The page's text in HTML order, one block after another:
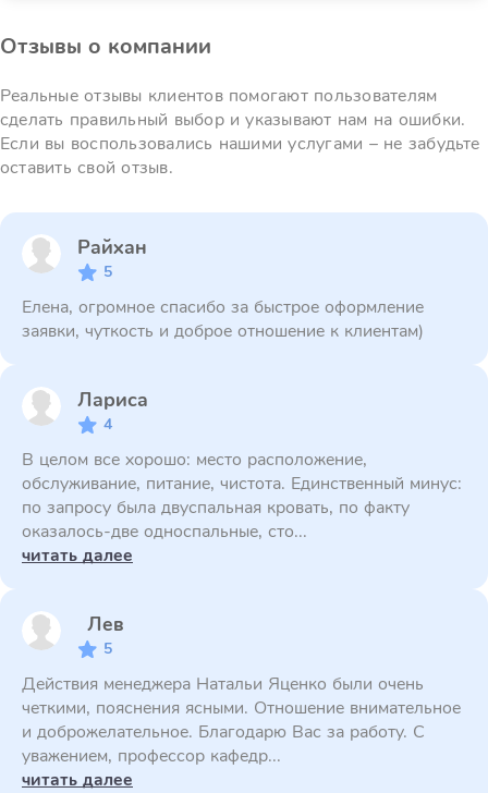
Отзывы о компании
Реальные отзывы клиентов помогают пользователям
сделать правильный выбор и указывают нам на ошибки.
Если вы воспользовались нашими услугами – не забудьте
оставить свой отзыв.
Райхан
5
Елена, огромное спасибо за быстрое оформление
заявки, чуткость и доброе отношение к клиентам)
Лариса
4
В целом все хорошо: место расположение,
обслуживание, питание, чистота. Единственный минус:
по запросу была двуспальная кровать, по факту
оказалось-две односпальные, сто...
читать далее
Лев
5
Действия менеджера Натальи Яценко были очень
четкими, пояснения ясными. Отношение внимательное
и доброжелательное. Благодарю Вас за работу. С
уважением, профессор кафедр...
читать далее